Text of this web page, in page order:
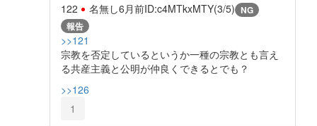
122 名無し6月前ID:c4MTkxMTY(3/5) NG
報告
>>121
宗教を否定しているというか一種の宗教とも言え
る共産主義と公明が仲良くできるとでも？
>>126
1